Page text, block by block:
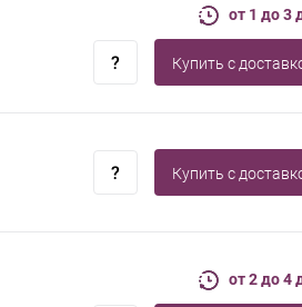
от 1 до 3
Купить c
Купить c
от 2 до 4